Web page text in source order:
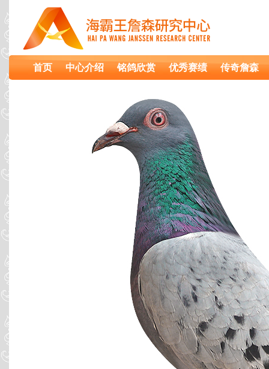
首页 中心介绍 铭鸽欣赏 优秀赛绩 传奇詹森